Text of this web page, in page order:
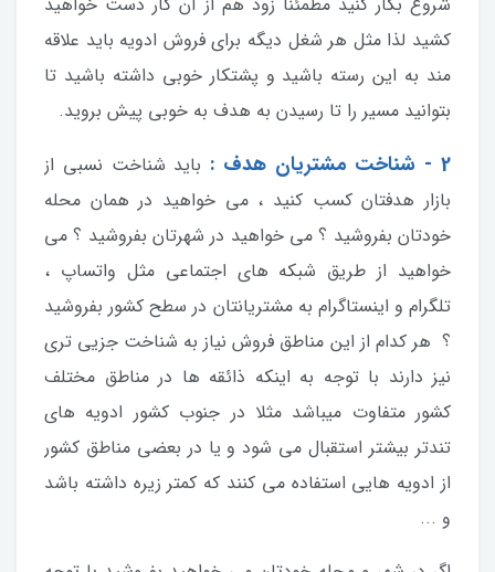
کشید لذا مثل هر شغل دیگه برای فروش ادویه باید علاقه
مند به این رسته باشید و پشتکار خوبی داشته باشید تا
بتوانید مسیر را تا رسیدن به هدف به خوبی پیش بروید.
2 - شناخت مشتریان هدف :
باید شناخت نسبی از
بازار هدفتان کسب کنید ، می خواهید در همان محله
خودتان بفروشید ؟ می خواهید در شهرتان بفروشید ؟ می
خواهید از طریق شبکه های اجتماعی مثل واتساپ ،
تلگرام و اینستاگرام به مشتریانتان در سطح کشور بفروشید
؟ هر کدام از این مناطق فروش نیاز به شناخت جزیی تری
نیز دارند با توجه به اینکه ذائقه ها در مناطق مختلف
کشور متفاوت میباشد مثلا در جنوب کشور ادویه های
تندتر بیشتر استقبال می شود و یا در بعضی مناطق کشور
از ادویه هایی استفاده می کنند که کمتر زیره داشته باشد
و ...